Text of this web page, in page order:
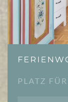
PLATZ